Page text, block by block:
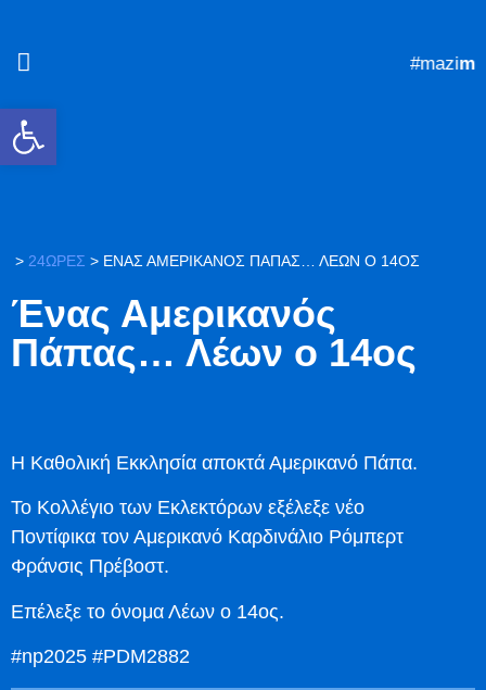
Ανοίξτε τη γραμμή εργαλείων
#mazi
> 24ΩΡΕΣ > ΈΝΑΣ ΑΜΕΡΙΚΑΝΌΣ ΠΆΠΑΣ… ΛΈΩΝ Ο 14ΟΣ
Ένας Αμερικανός
Πάπας… Λέων ο 14ος
Η Καθολική Εκκλησία αποκτά Αμερικανό Πάπα.
Το Κολλέγιο των Εκλεκτόρων εξέλεξε νέο
Ποντίφικα τον Αμερικανό Καρδινάλιο Ρόμπερτ
Φράνσις Πρέβοστ.
Επέλεξε το όνομα Λέων ο 14ος.
#np2025 #PDM2882